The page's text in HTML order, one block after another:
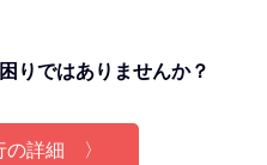
りではありませんか？
の詳細 〉